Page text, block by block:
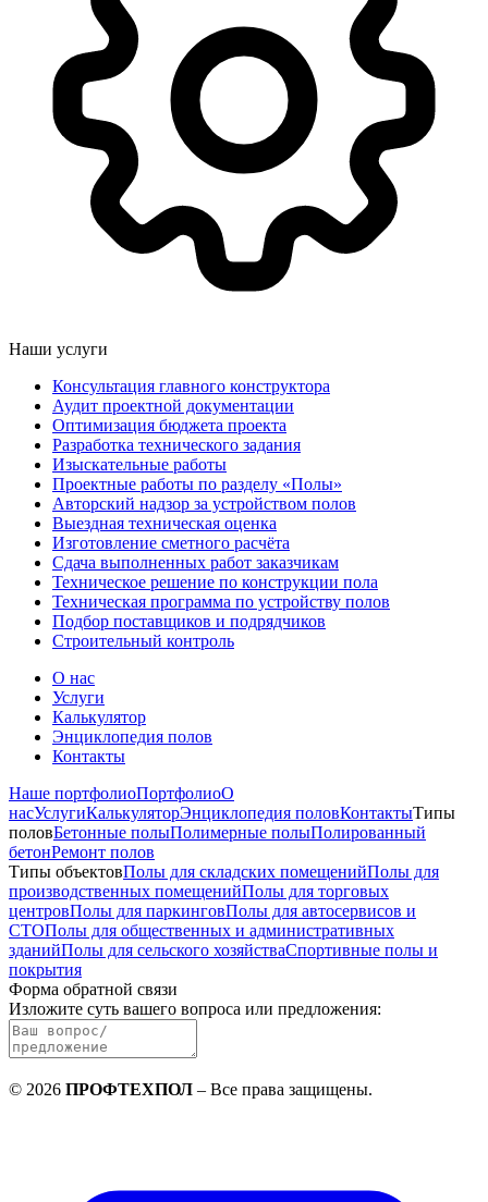
Наши услуги
Консультация главного конструктора
Аудит проектной документации
Оптимизация бюджета проекта
Разработка технического задания
Изыскательные работы
Проектные работы по разделу «Полы»
Авторский надзор за устройством полов
Выездная техническая оценка
Изготовление сметного расчёта
Сдача выполненных работ заказчикам
Техническое решение по конструкции пола
Техническая программа по устройству полов
Подбор поставщиков и подрядчиков
Строительный контроль
О нас
Услуги
Калькулятор
Энциклопедия полов
Контакты
Наше портфолиоПортфолиоО
насУслугиКалькуляторЭнциклопедия половКонтактыТипы
половБетонные полыПолимерные полыПолированный
бетонРемонт полов
Типы объектовПолы для складских помещенийПолы для
производственных помещенийПолы для торговых
центровПолы для паркинговПолы для автосервисов и
СТОПолы для общественных и административных
зданийПолы для сельского хозяйстваСпортивные полы и
покрытия
Форма обратной связи
Изложите суть вашего вопроса или предложения:
© 2026 ПРОФТЕХПОЛ – Все права защищены.